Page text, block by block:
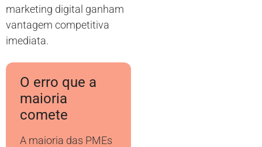
marketing digital ganham
vantagem competitiva
imediata.
O erro que a
maioria
comete
A maioria das PMEs